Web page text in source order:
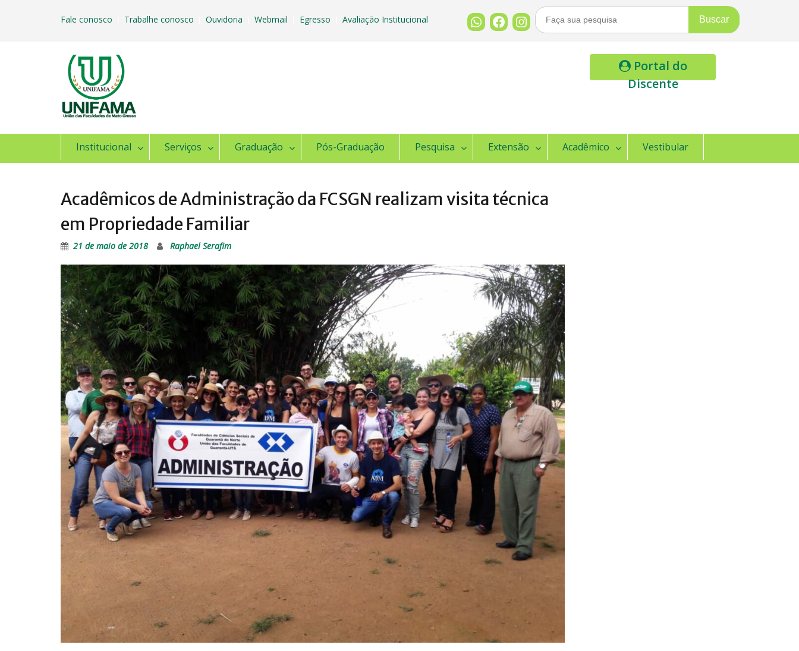
Fale conosco Trabalhe conosco Ouvidoria Webmail Egresso Avaliação Institucional
Buscar
Por:
Portal do
Discente
Institucional Serviços Graduação Pós-Graduação Pesquisa Extensão Acadêmico Vestibular
Acadêmicos de Administração da FCSGN realizam visita técnica
em Propriedade Familiar
21 de maio de 2018 Raphael Serafim